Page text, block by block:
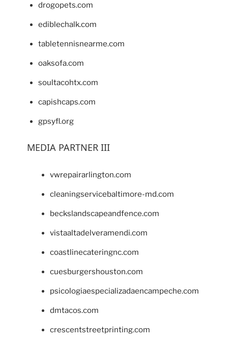
drogopets.com
ediblechalk.com
tabletennisnearme.com
oaksofa.com
soultacohtx.com
capishcaps.com
gpsyfl.org
MEDIA PARTNER III
vwrepairarlington.com
cleaningservicebaltimore-md.com
beckslandscapeandfence.com
vistaaltadelveramendi.com
coastlinecateringnc.com
cuesburgershouston.com
psicologiaespecializadaencampeche.com
dmtacos.com
crescentstreetprinting.com